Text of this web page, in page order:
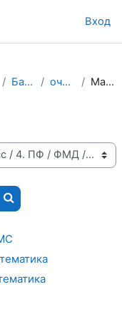
Вход
Бакалавриат очно-заочное Макусева Т.Г.
Поиск курса